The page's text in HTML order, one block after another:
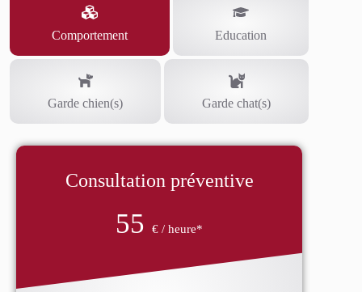
Comportement Education
Garde chien(s) Garde chat(s)
Consultation préventive
55€ / heure*